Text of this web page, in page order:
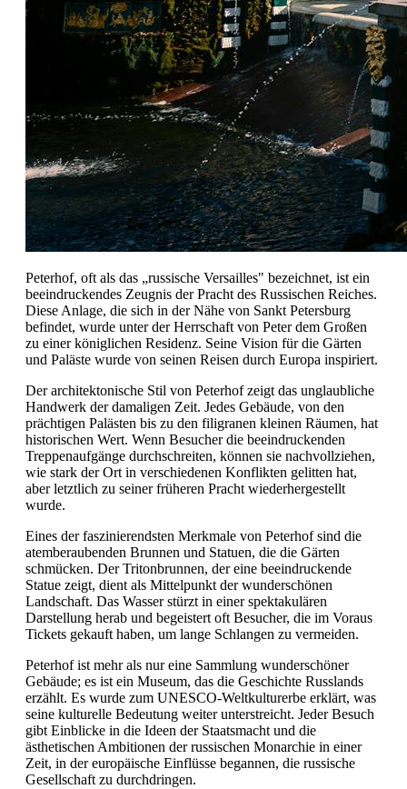
Peterhof, oft als das „russische Versailles" bezeichnet, ist ein
beeindruckendes Zeugnis der Pracht des Russischen Reiches.
Diese Anlage, die sich in der Nähe von Sankt Petersburg
befindet, wurde unter der Herrschaft von Peter dem Großen
zu einer königlichen Residenz. Seine Vision für die Gärten
und Paläste wurde von seinen Reisen durch Europa inspiriert.
Der architektonische Stil von Peterhof zeigt das unglaubliche
Handwerk der damaligen Zeit. Jedes Gebäude, von den
prächtigen Palästen bis zu den filigranen kleinen Räumen, hat
historischen Wert. Wenn Besucher die beeindruckenden
Treppenaufgänge durchschreiten, können sie nachvollziehen,
wie stark der Ort in verschiedenen Konflikten gelitten hat,
aber letztlich zu seiner früheren Pracht wiederhergestellt
wurde.
Eines der faszinierendsten Merkmale von Peterhof sind die
atemberaubenden Brunnen und Statuen, die die Gärten
schmücken. Der Tritonbrunnen, der eine beeindruckende
Statue zeigt, dient als Mittelpunkt der wunderschönen
Landschaft. Das Wasser stürzt in einer spektakulären
Darstellung herab und begeistert oft Besucher, die im Voraus
Tickets gekauft haben, um lange Schlangen zu vermeiden.
Peterhof ist mehr als nur eine Sammlung wunderschöner
Gebäude; es ist ein Museum, das die Geschichte Russlands
erzählt. Es wurde zum UNESCO-Weltkulturerbe erklärt, was
seine kulturelle Bedeutung weiter unterstreicht. Jeder Besuch
gibt Einblicke in die Ideen der Staatsmacht und die
ästhetischen Ambitionen der russischen Monarchie in einer
Zeit, in der europäische Einflüsse begannen, die russische
Gesellschaft zu durchdringen.